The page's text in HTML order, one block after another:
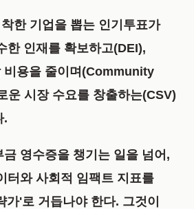
한 기업을 뽑는 인기투표가
한 인재를 확보하고(DEI),
용을 줄이며(Community
시장 수요를 창출하는(CSV)
.
영수증을 챙기는 일을 넘어,
터와 사회적 임팩트 지표를
가'로 거듭나야 한다. 그것이